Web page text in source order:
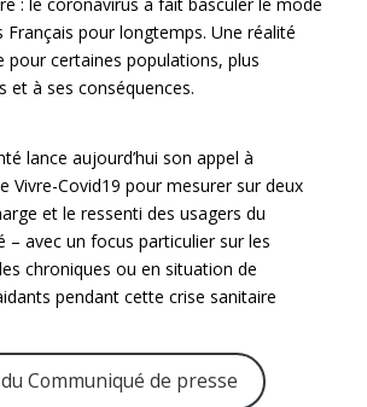
Français pour longtemps. Une réalité
pour certaines populations, plus
et à ses conséquences.
lance aujourd’hui son appel à
Vivre-Covid19 pour mesurer sur deux
et le ressenti des usagers du
– avec un focus particulier sur les
chroniques ou en situation de
pendant cette crise sanitaire
Communiqué de presse